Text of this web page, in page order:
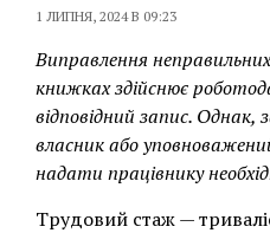
1 ЛИПНЯ, 2024 В 09:23
Виправлення
книжках здійснює
відповідний запис.
власник або
надати працівнику
Трудовий стаж —